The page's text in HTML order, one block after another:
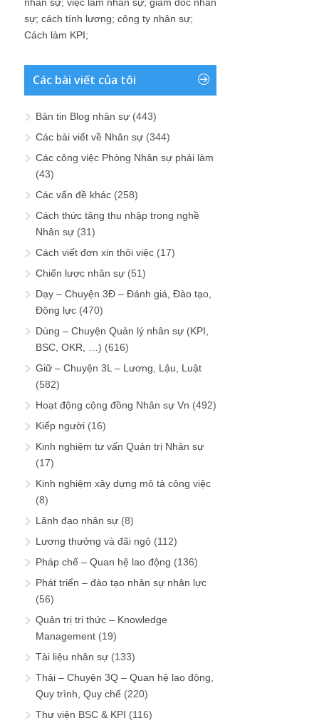
sự; cách tính lương; công ty nhân sự;
Cách làm KPI;
Các bài viết của tôi
Bản tin Blog nhân sự (443)
Các bài viết về Nhân sự (344)
Các công việc Phòng Nhân sự phải làm
(43)
Các vấn đề khác (258)
Cách thức tăng thu nhập trong nghề
Nhân sự (31)
Cách viết đơn xin thôi việc (17)
Chiến lược nhân sự (51)
Dạy – Chuyện 3Đ – Đánh giá, Đào tạo,
Động lực (470)
Dùng – Chuyện Quản lý nhân sự (KPI,
BSC, OKR, …) (616)
Giữ – Chuyện 3L – Lương, Lậu, Luật
(582)
Hoạt động cộng đồng Nhân sự Vn (492)
Kiếp người (16)
Kinh nghiệm tư vấn Quản trị Nhân sự
(17)
Kinh nghiệm xây dựng mô tả công việc
(8)
Lãnh đạo nhân sự (8)
Lương thưởng và đãi ngộ (112)
Pháp chế – Quan hệ lao động (136)
Phát triển – đào tạo nhân sự nhân lực
(56)
Quản trị tri thức – Knowledge
Management (19)
Tài liệu nhân sự (133)
Thải – Chuyện 3Q – Quan hệ lao động,
Quy trình, Quy chế (220)
Thư viện BSC & KPI (116)